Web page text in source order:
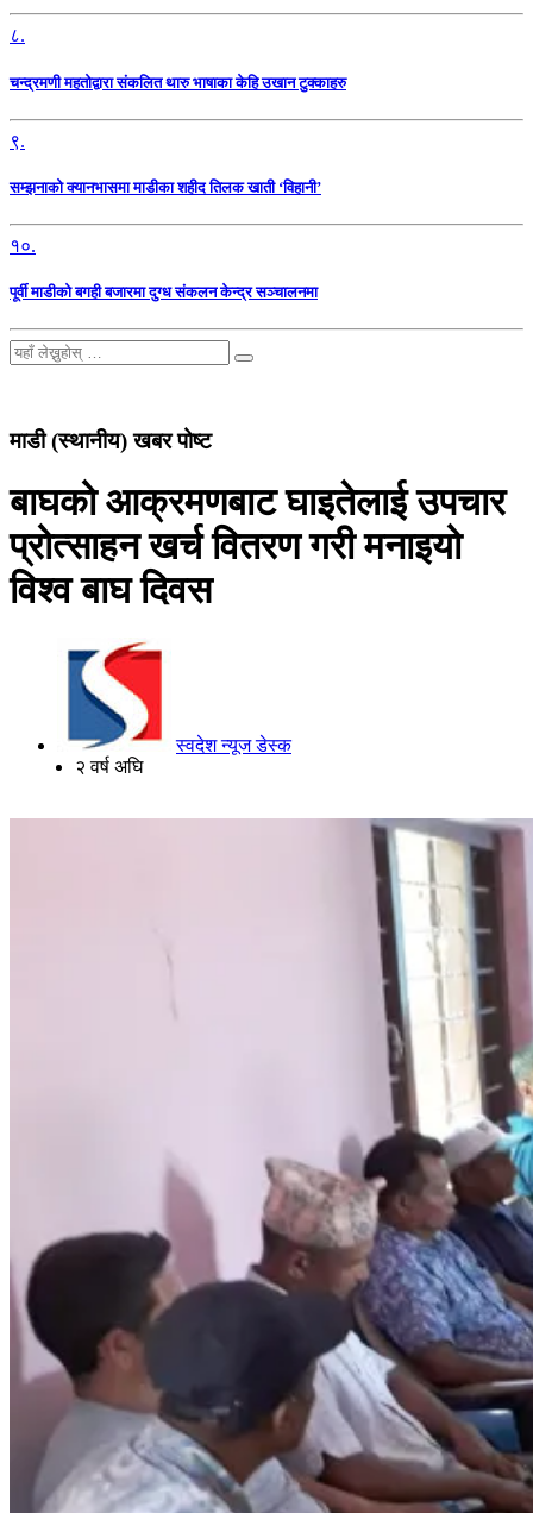
८.
चन्द्रमणी महतोद्वारा संकलित थारु भाषाका केहि उखान टुक्काहरु
९.
सम्झनाको क्यानभासमा माडीका शहीद तिलक खाती ‘विहानी’
१०.
पूर्वी माडीको बगही बजारमा दुग्ध संकलन केन्द्र सञ्चालनमा
माडी (स्थानीय) खबर पोष्ट
बाघको आक्रमणबाट घाइतेलाई उपचार
प्रोत्साहन खर्च वितरण गरी मनाइयो
विश्व बाघ दिवस
स्वदेश न्यूज डेस्क
२ वर्ष अघि